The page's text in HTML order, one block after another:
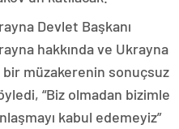
Devlet Başkanı
hakkında ve Ukrayna
bir müzakerenin sonuçsuz
“Biz olmadan bizimle
kabul edemeyiz”